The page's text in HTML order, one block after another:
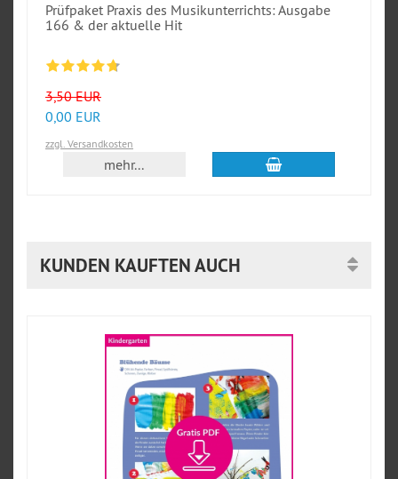
Prüfpaket Praxis des Musikunterrichts: Ausgabe
166 & der aktuelle Hit
3,50 EUR
0,00 EUR
zzgl. Versandkosten
mehr... In den Warenkorb
KUNDEN KAUFTEN AUCH